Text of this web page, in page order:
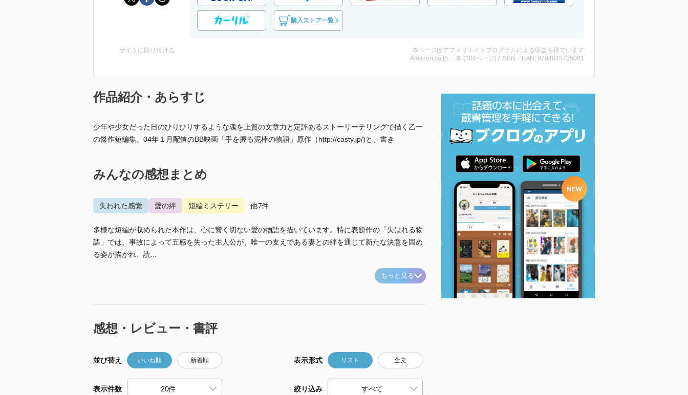
購入ストア一覧
サイトに貼り付ける
本ページはアフィリエイトプログラムによる収益を得ています
Amazon.co.jp ・本 (304ページ) / ISBN・EAN: 9784048735001
作品紹介・あらすじ
少年や少女だった日のひりひりするような魂を上質の文章力と定評あるストーリーテリングで描く乙一
の傑作短編集。04年１月配信のBB映画「手を握る泥棒の物語」原作（http://casty.jp/)と、書き
みんなの感想まとめ
失われた感覚 愛の絆 短編ミステリー ...他7件
多様な短編が収められた本作は、心に響く切ない愛の物語を描いています。特に表題作の「失はれる物
語」では、事故によって五感を失った主人公が、唯一の支えである妻との絆を通じて新たな決意を固め
る姿が描かれ、読...
もっと見る
感想・レビュー・書評
並び替え いいね順 新着順 表示形式 リスト 全文
表示件数 絞り込み